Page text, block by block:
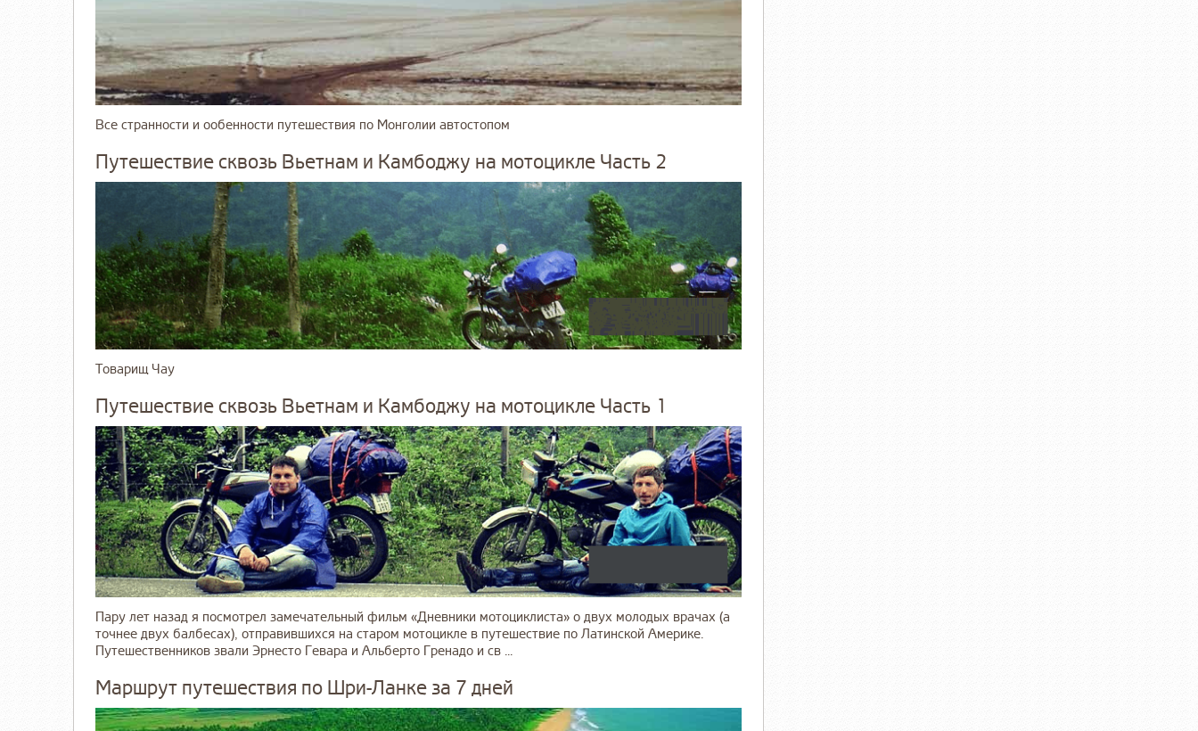
Все странности и ообенности путешествия по Монголии автостопом
Путешествие сквозь Вьетнам и Камбоджу на мотоцикле Часть 2
Товарищ Чау
Путешествие сквозь Вьетнам и Камбоджу на мотоцикле Часть 1
Пару лет назад я посмотрел замечательный фильм «Дневники мотоциклиста» о двух молодых врачах (а
точнее двух балбесах), отправившихся на старом мотоцикле в путешествие по Латинской Америке.
Путешественников звали Эрнесто Гевара и Альберто Гренадо и св ...
Маршрут путешествия по Шри-Ланке за 7 дней